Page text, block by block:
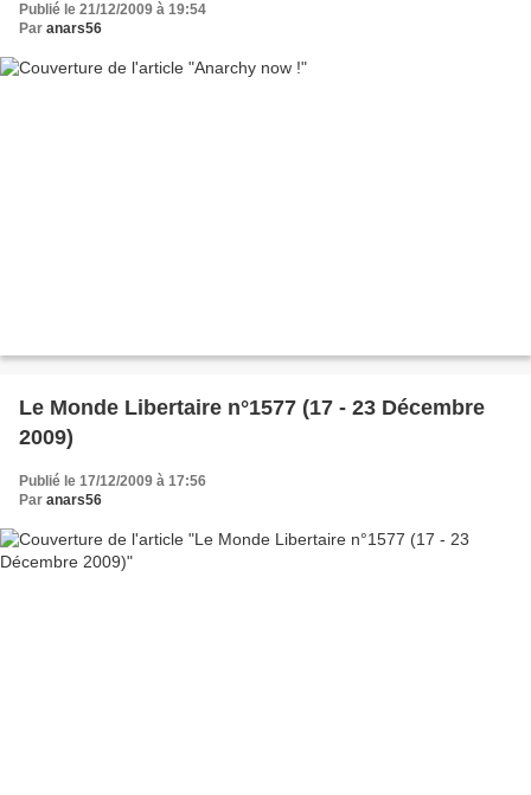
Publié le 21/12/2009 à 19:54
Par anars56
Le Monde Libertaire n°1577 (17 - 23 Décembre
2009)
Publié le 17/12/2009 à 17:56
Par anars56